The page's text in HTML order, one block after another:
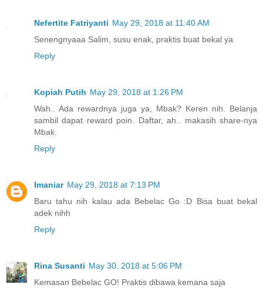
Nefertite Fatriyanti May 29, 2018 at 11:40 AM
Senengnyaaa Salim, susu enak, praktis buat bekal ya
Reply
Kopiah Putih May 29, 2018 at 1:26 PM
Wah.. Ada rewardnya juga ya, Mbak? Keren nih. Belanja
sambil dapat reward poin. Daftar, ah.. makasih share-nya
Mbak.
Reply
Imaniar May 29, 2018 at 7:13 PM
Baru tahu nih kalau ada Bebelac Go :D Bisa buat bekal
adek nihh
Reply
Rina Susanti May 30, 2018 at 5:06 PM
Kemasan Bebelac GO! Praktis dibawa kemana saja